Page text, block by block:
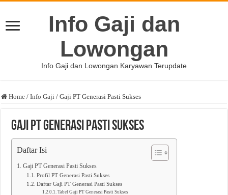
Info Gaji dan
Lowongan
Info Gaji dan Lowongan Karyawan Terupdate
Home / Info Gaji / Gaji PT Generasi Pasti Sukses
Gaji PT Generasi Pasti Sukses
Daftar Isi
Gaji PT Generasi Pasti Sukses
Profil PT Generasi Pasti Sukses
Daftar Gaji PT Generasi Pasti Sukses
Tabel Gaji PT Generasi Pasti Sukses